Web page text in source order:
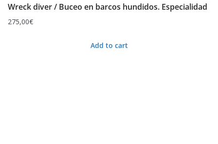
Wreck diver / Buceo en barcos hundidos. Especialidad
275,00€
Add to cart